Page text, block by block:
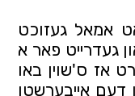
אמאל געזוכט
געדרייט פאר א
אז ס'שוין באו
אייבערשטן